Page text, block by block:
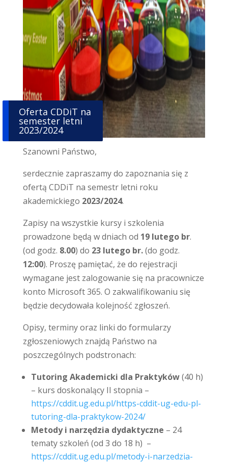
Oferta CDDiT na
semester letni
2023/2024
Szanowni Państwo,
serdecznie zapraszamy do zapoznania się z
ofertą CDDiT na semestr letni roku
akademickiego 2023/2024.
Zapisy na wszystkie kursy i szkolenia
prowadzone będą w dniach od 19 lutego br.
(od godz. 8.00) do 23 lutego br.(do godz.
12:00). Proszę pamiętać, że do rejestracji
wymagane jest zalogowanie się na pracownicze
konto Microsoft 365. O zakwalifikowaniu się
będzie decydowała kolejność zgłoszeń.
Opisy, terminy oraz linki do formularzy
zgłoszeniowych znajdą Państwo na
poszczególnych podstronach:
Tutoring Akademicki dla Praktyków(40 h)
– kurs doskonalący II stopnia –
https://cddit.ug.edu.pl/https-cddit-ug-edu-pl-
tutoring-dla-praktykow-2024/
Metody i narzędzia dydaktyczne – 24
tematy szkoleń (od 3 do 18 h) –
https://cddit.ug.edu.pl/metody-i-narzedzia-